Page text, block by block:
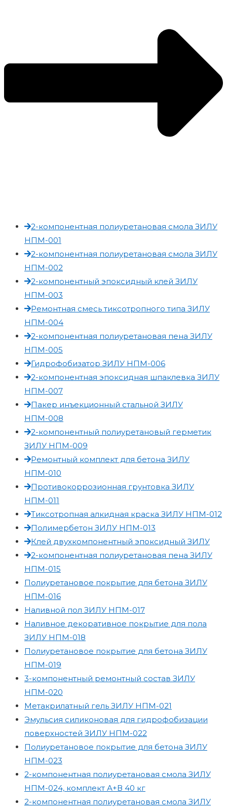
2-компонентная полиуретановая смола ЗИЛУ
НПМ-001
2-компонентная полиуретановая смола ЗИЛУ
НПМ-002
2-компонентный эпоксидный клей ЗИЛУ
НПМ-003
Ремонтная смесь тиксотропного типа ЗИЛУ
НПМ-004
2-компонентная полиуретановая пена ЗИЛУ
НПМ-005
Гидрофобизатор ЗИЛУ НПМ-006
2-компонентная эпоксидная шпаклевка ЗИЛУ
НПМ-007
Пакер инъекционный стальной ЗИЛУ
НПМ-008
2-компонентный полиуретановый герметик
ЗИЛУ НПМ-009
Ремонтный комплект для бетона ЗИЛУ
НПМ-010
Противокоррозионная грунтовка ЗИЛУ
НПМ-011
Тиксотропная алкидная краска ЗИЛУ НПМ-012
Полимербетон ЗИЛУ НПМ-013
Клей двухкомпонентный эпоксидный ЗИЛУ
2-компонентная полиуретановая пена ЗИЛУ
НПМ-015
Полиуретановое покрытие для бетона ЗИЛУ
НПМ-016
Наливной пол ЗИЛУ НПМ-017
Наливное декоративное покрытие для пола
ЗИЛУ НПМ-018
Полиуретановое покрытие для бетона ЗИЛУ
НПМ-019
3-компонентный ремонтный состав ЗИЛУ
НПМ-020
Метакрилатный гель ЗИЛУ НПМ-021
Эмульсия силиконовая для гидрофобизации
поверхностей ЗИЛУ НПМ-022
Полиуретановое покрытие для бетона ЗИЛУ
НПМ-023
2-компонентная полиуретановая смола ЗИЛУ
НПМ-024, комплект А+В 40 кг
2-компонентная полиуретановая смола ЗИЛУ